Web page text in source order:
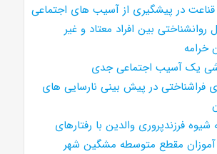
قناعت در پیشگیری از آسیب های اجتماعی
روانشناختی بین افراد معتاد و غیر
خرامه
یک آسیب اجتماعی جدی
فراشناختی در پیش بینی نارسایی های
شیوه فرزندپروری والدین با رفتارهای
مقطع متوسطه مشگین شهر